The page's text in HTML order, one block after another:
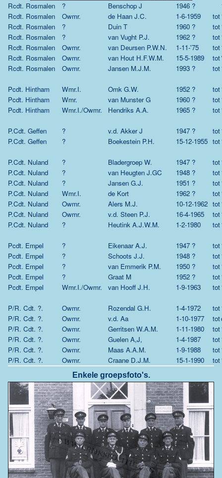
Rcdt. Rosmalen ? Benschop J 1946 ?
Rcdt. Rosmalen
Owmr. de Haan J.C. 1-6-1959 tot
Rcdt. Rosmalen
? Duin T 1960 ? tot
Rcdt. Rosmalen
? van Vught P.J. 1962 ? tot
Rcdt. Rosmalen
Owmr. van Deursen P.W.N. 1-11-'75 tot
Rcdt. Rosmalen
Owmr. van Hout H.F.W.M. 15-5-1989 tot
Rcdt. Rosmalen
Owmr. Jansen M.J.M. 1993 ? tot
Pcdt. Hintham Wmr.I. Omk G.W. 1952 ? tot
Pcdt. Hintham
Wmr. van Munster G 1960 ? tot
Pcdt. Hintham
Wmr.I./Owmr. Hendriks A.A. 1965 ? tot
P.Cdt. Geffen ? v.d. Akker J 1947 ? tot
P.Cdt. Geffen
? Boekestein P.H. 15-12-1955 tot
P.Cdt. Nuland ? Bladergroep W. 1947 ? tot
P.Cdt. Nuland
? van Heugten J.GC 1948 ? tot
P.Cdt. Nuland
? Jansen G.J. 1951 ? tot
P.Cdt. Nuland
Wmr.I. de Kort 1962 ? tot
P.Cdt. Nuland
Owmr. Alers M.J. 10-12-1962 tot
P.Cdt. Nuland
Owmr. v.d. Steen P.J. 16-4-1965 tot
P.Cdt. Nuland
? Heutink A.J.W.M. 1-2-1980 tot
Pcdt. Empel ? Eikenaar A.J. 1947 ? tot
Pcdt. Empel
? Schoots J.J. 1948 ? tot
Pcdt. Empel
? van Emmerik P.M. 1950 ? tot
Pcdt. Empel
? Graat M 1952 ? tot
Pcdt. Empel
Wmr.I./Owmr. van Hooff J.H. 1-9-1963 tot
P/R. Cdt. ?. Owmr. Rozendal G.H. 1-4-1972 tot
P/R. Cdt. ?.
Owmr. v.d. Aa 1-10-1977 tot
P/R. Cdt. ?.
Owmr. Gerritsen W.A.M. 1-11-1980 tot
P/R. Cdt. ?.
Owmr. Guelen A,J, 1-4-1987 tot
P/R. Cdt. ?.
Owmr. Maas A.A.M. 1-9-1988 tot
P/R. Cdt. ?.
Owmr. Craane D.J.M. 15-1-1990 tot
Enkele groepsfoto's.